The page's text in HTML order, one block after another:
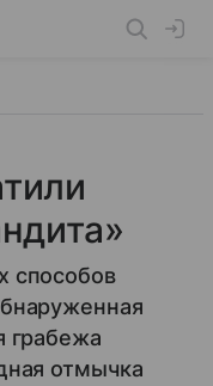
способов
грабежа
отмычка